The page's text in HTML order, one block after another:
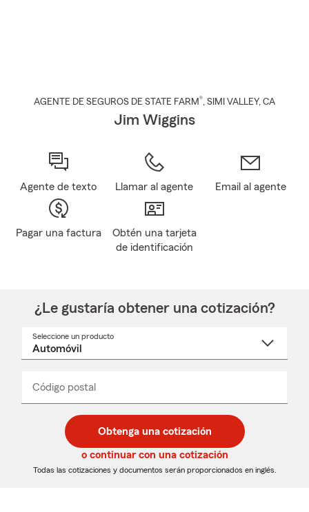
AGENTE DE SEGUROS DE STATE FARM®, SIMI VALLEY, CA
Jim Wiggins
Agente de texto Llamar al agente Email al agente
Pagar una factura
Obtén una tarjeta
de identificación
¿Le gustaría obtener una cotización?
Seleccione un producto
desplegable
Código postal
de
5
dígitos
de
5
dígitos
_____
Obtenga una cotización
o continuar con una cotización
Todas las cotizaciones y documentos serán proporcionados en inglés.